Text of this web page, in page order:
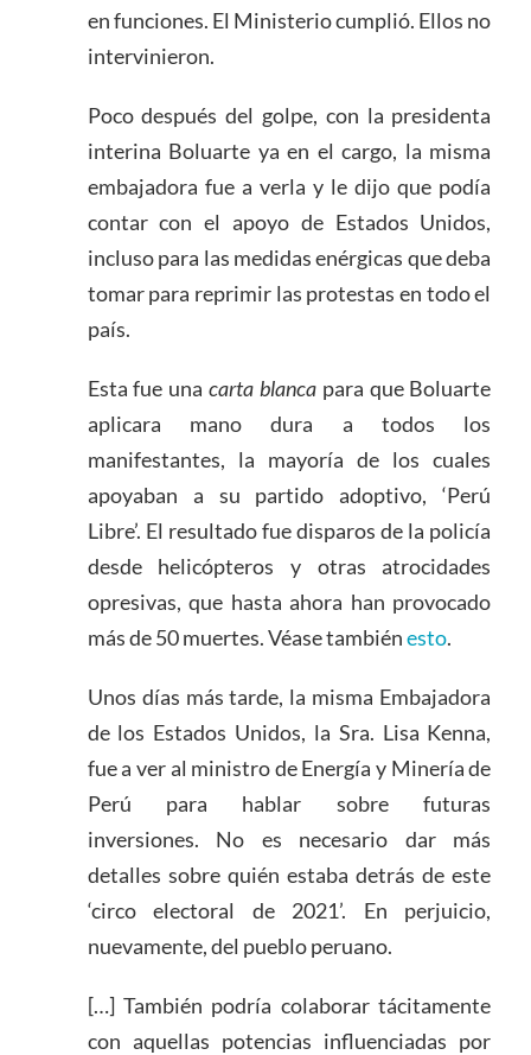
en funciones. El Ministerio cumplió. Ellos no
intervinieron.
Poco después del golpe, con la presidenta
interina Boluarte ya en el cargo, la misma
embajadora fue a verla y le dijo que podía
contar con el apoyo de Estados Unidos,
incluso para las medidas enérgicas que deba
tomar para reprimir las protestas en todo el
país.
Esta fue unacarta blancapara que Boluarte
aplicara mano dura a todos los
manifestantes, la mayoría de los cuales
apoyaban a su partido adoptivo, ‘Perú
Libre’. El resultado fue disparos de la policía
desde helicópteros y otras atrocidades
opresivas, que hasta ahora han provocado
más de 50 muertes. Véase tambiénesto.
Unos días más tarde, la misma Embajadora
de los Estados Unidos, la Sra. Lisa Kenna,
fue a ver al ministro de Energía y Minería de
Perú para hablar sobre futuras
inversiones. No es necesario dar más
detalles sobre quién estaba detrás de este
‘circo electoral de 2021’. En perjuicio,
nuevamente, del pueblo peruano.
[…] También podría colaborar tácitamente
con aquellas potencias influenciadas por